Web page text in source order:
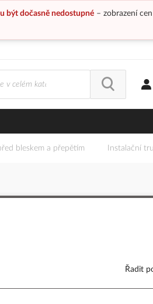
být dočasně nedostupné– zobrazení
bleskem a přepětím Instalační
Řadit